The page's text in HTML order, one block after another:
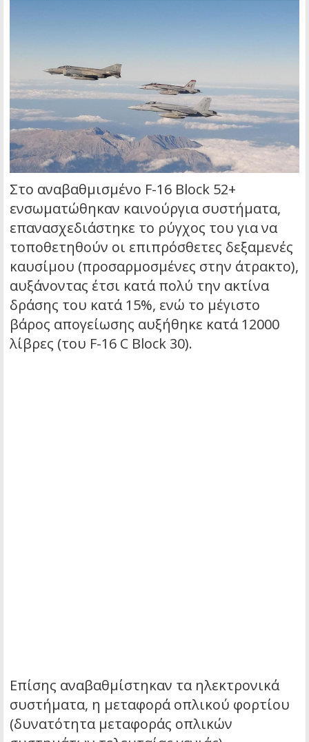
Στο αναβαθμισμένο F-16 Block 52+
ενσωματώθηκαν καινούργια συστήματα,
επανασχεδιάστηκε το ρύγχος του για να
τοποθετηθούν οι επιπρόσθετες δεξαμενές
καυσίμου (προσαρμοσμένες στην άτρακτο),
αυξάνοντας έτσι κατά πολύ την ακτίνα
δράσης του κατά 15%, ενώ το μέγιστο
βάρος απογείωσης αυξήθηκε κατά 12000
λίβρες (του F-16 C Block 30).
Επίσης αναβαθμίστηκαν τα ηλεκτρονικά
συστήματα, η μεταφορά οπλικού φορτίου
(δυνατότητα μεταφοράς οπλικών